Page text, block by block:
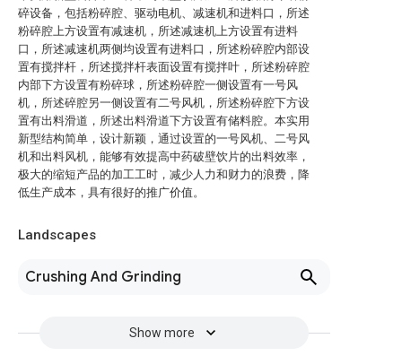
碎设备，包括粉碎腔、驱动电机、减速机和进料口，所述
粉碎腔上方设置有减速机，所述减速机上方设置有进料
口，所述减速机两侧均设置有进料口，所述粉碎腔内部设
置有搅拌杆，所述搅拌杆表面设置有搅拌叶，所述粉碎腔
内部下方设置有粉碎球，所述粉碎腔一侧设置有一号风
机，所述碎腔另一侧设置有二号风机，所述粉碎腔下方设
置有出料滑道，所述出料滑道下方设置有储料腔。本实用
新型结构简单，设计新颖，通过设置的一号风机、二号风
机和出料风机，能够有效提高中药破壁饮片的出料效率，
极大的缩短产品的加工工时，减少人力和财力的浪费，降
低生产成本，具有很好的推广价值。
Landscapes
Crushing And Grinding
Show more